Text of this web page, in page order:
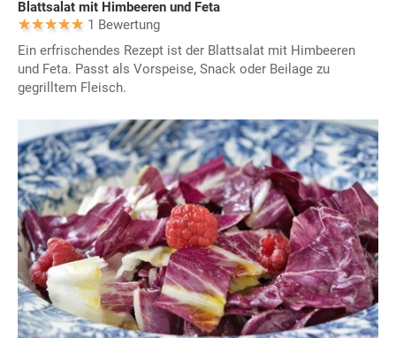
Blattsalat mit Himbeeren und Feta
1 Bewertung
Ein erfrischendes Rezept ist der Blattsalat mit Himbeeren
und Feta. Passt als Vorspeise, Snack oder Beilage zu
gegrilltem Fleisch.